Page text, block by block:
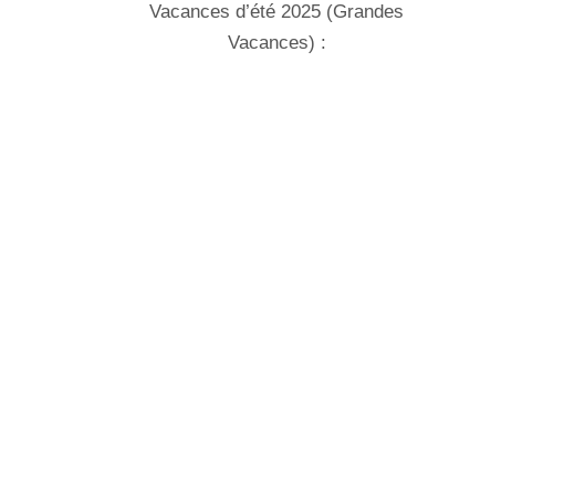
Vacances d’été 2025 (Grandes
Vacances) :